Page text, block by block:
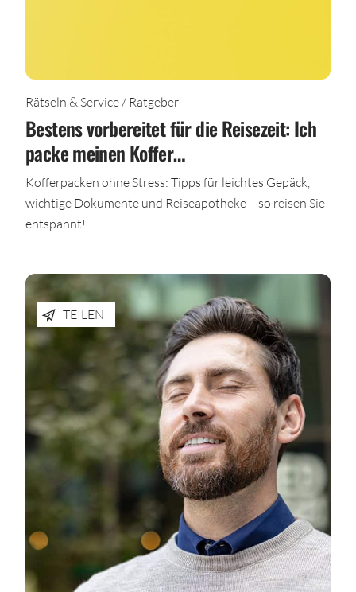
Rätseln & Service / Ratgeber
Bestens vorbereitet für die Reisezeit: Ich
packe meinen Koffer…
Kofferpacken ohne Stress: Tipps für leichtes Gepäck,
wichtige Dokumente und Reiseapotheke – so reisen Sie
entspannt!
TEILEN